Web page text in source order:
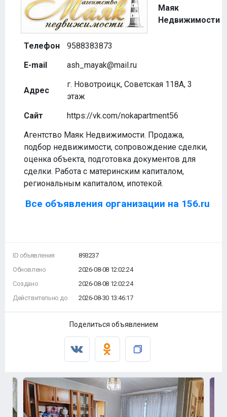
Маяк
Недвижимости
Телефон
9588383873
E-mail
ash_mayak@mail.ru
Адрес
г. Новотроицк, Советская 118А, 3
этаж
Сайт
https://vk.com/nokapartment56
Агентство Маяк Недвижимости. Продажа,
подбор недвижимости, сопровождение сделки,
оценка объекта, подготовка документов для
сделки. Работа с материнским капиталом,
региональным капиталом, ипотекой.
Все объявления организации на 156.ru
ID объявления
Обновлено
Создано
Действительно до
893237
2026-08-08 12:02:24
2026-08-08 12:02:24
2026-08-30 13:46:17
Поделиться объявлением